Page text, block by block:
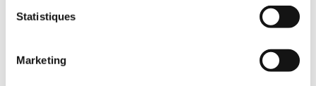
Statistiques
Marketing
this text}}